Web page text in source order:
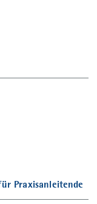
Praxisanleitende